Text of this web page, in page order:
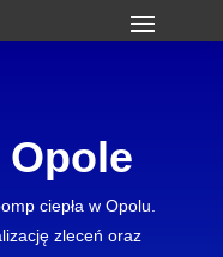
Opole
ciepła wOpolu
izacjęzleceń oraz